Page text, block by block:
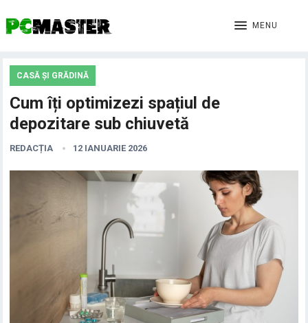
MENU
CASĂ ȘI GRĂDINĂ
Cum îți optimizezi spațiul de
depozitare sub chiuvetă
REDACȚIA 12 IANUARIE 2026